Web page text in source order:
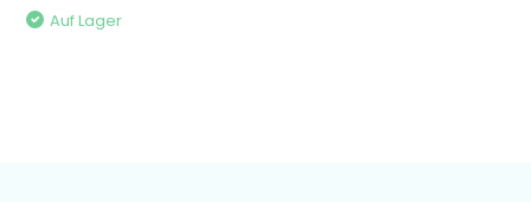
Auf Lager